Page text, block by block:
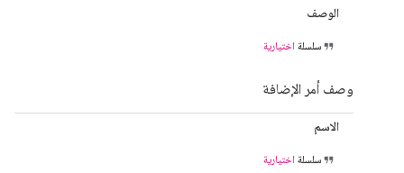
الوصف
سلسلة اختيارية
وصف أمر الإضافة
الاسم
سلسلة اختيارية